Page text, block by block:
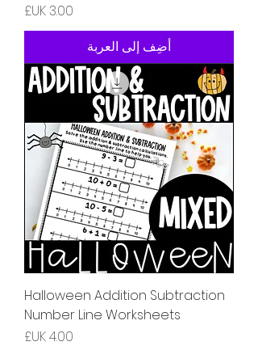
السعر
أضِف إلى العربة
Halloween Addition Subtraction
Number Line Worksheets
السعر